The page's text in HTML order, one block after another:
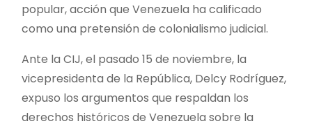
popular, acción que Venezuela ha calificado
como una pretensión de colonialismo judicial.
Ante la CIJ, el pasado 15 de noviembre, la
vicepresidenta de la República, Delcy Rodríguez,
expuso los argumentos que respaldan los
derechos históricos de Venezuela sobre la